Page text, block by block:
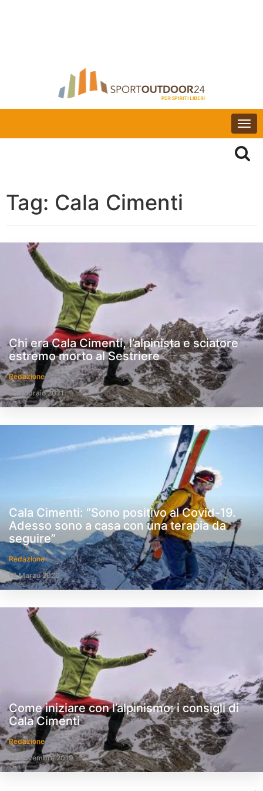
Tag: Cala Cimenti
Chi era Cala Cimenti, l’alpinista e sciatore
estremo morto al Sestriere
Redazione
8 Febbraio 2021
Cala Cimenti: “Sono positivo al Covid-19.
Adesso sono a casa con una terapia da
seguire”
Redazione
18 Marzo 2020
Come iniziare con l’alpinismo: i consigli di
Cala Cimenti
Redazione
27 Novembre 2019